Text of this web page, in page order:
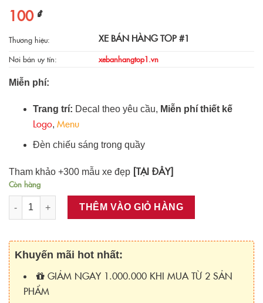
100 ₫
Thương hiệu: XE BÁN HÀNG TOP #1
Nơi bán uy tín: xebanhangtop1.vn
Miễn phí:
Trang trí: Decal theo yêu cầu, Miễn phí thiết kế
Logo, Menu
Đèn chiếu sáng trong quầy
Tham khảo +300 mẫu xe đẹp [TẠI ĐÂY]
Còn hàng
Số lượng
THÊM VÀO GIỎ HÀNG
Khuyến mãi hot nhất:
GIẢM NGAY 1.000.000 KHI MUA TỪ 2 SẢN
PHẨM